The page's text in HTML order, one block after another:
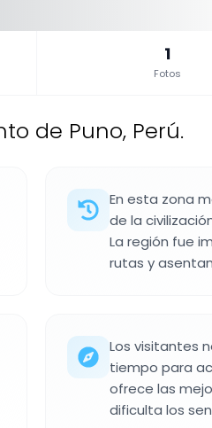
1
Fotos
de Puno, Perú.
En esta zona
de la
La región fue
rutas y
Los visitantes
tiempo para
ofrece las
dificulta los